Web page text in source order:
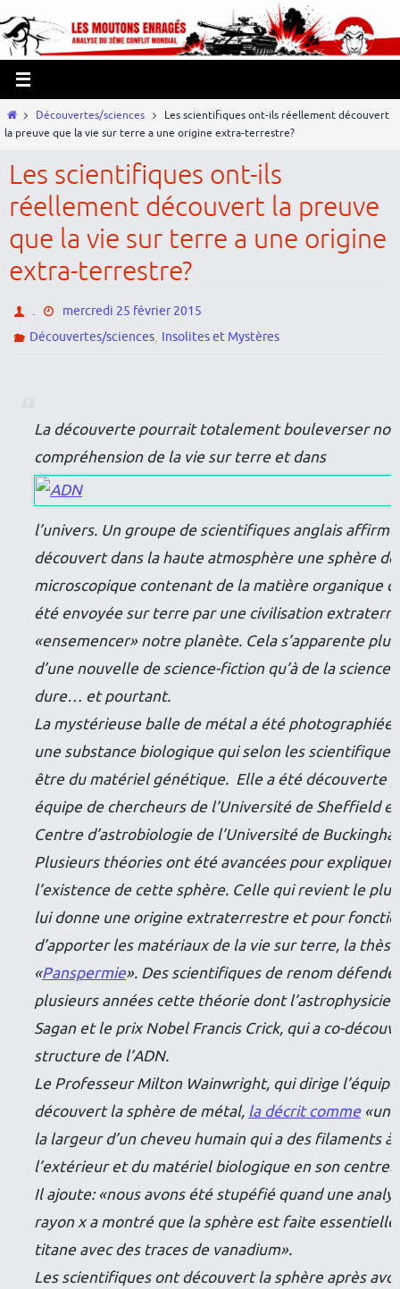
vers
le
contenu
HomeDécouvertes/sciences
Les scientifiques ont-ils réellement découvert
la preuve que la vie sur terre a une origine extra-terrestre?
Les scientifiques ont-ils
réellement découvert la preuve
que la vie sur terre a une origine
extra-terrestre?
.
mercredi 25 février 2015
Découvertes/sciences, Insolites et Mystères
La découverte pourrait totalement bouleverser
compréhension de la vie sur terre et dans
l’univers. Un groupe de scientifiques anglais
découvert dans la haute atmosphère une sphère
microscopique contenant de la matière organique
été envoyée sur terre par une civilisation
«ensemencer» notre planète. Cela s’apparente
d’une nouvelle de science-fiction qu’à de la science
dure… et pourtant.
La mystérieuse balle de métal a été photographiée
une substance biologique qui selon les
être du matériel génétique. Elle a été découverte
équipe de chercheurs de l’Université de Sheffield
Centre d’astrobiologie de l’Université de
Plusieurs théories ont été avancées pour expliquer
l’existence de cette sphère. Celle qui revient le
lui donne une origine extraterrestre et pour
d’apporter les matériaux de la vie sur terre, la
«Panspermie». Des scientifiques de renom
plusieurs années cette théorie dont
Sagan et le prix Nobel Francis Crick, qui a co-
structure de l’ADN.
Le Professeur Milton Wainwright, qui dirige
découvert la sphère de métal, la décrit comme«
la largeur d’un cheveu humain qui a des filaments à
l’extérieur et du matériel biologique en son centre».
Il ajoute: «nous avons été stupéfié quand une
rayon x a montré que la sphère est faite
titane avec des traces de vanadium».
Les scientifiques ont découvert la sphère après